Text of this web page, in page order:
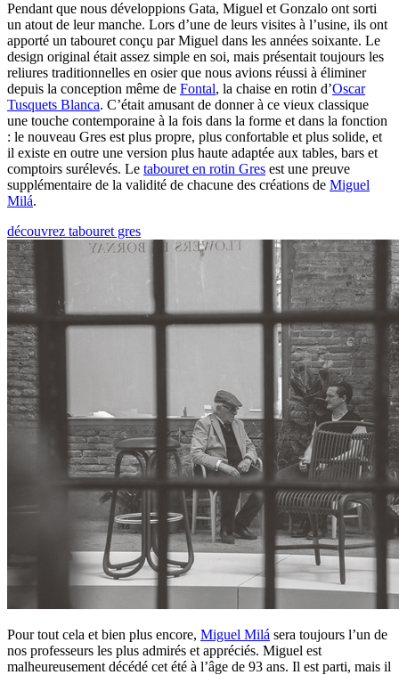
Pendant que nous développions Gata, Miguel et Gonzalo ont sorti
un atout de leur manche. Lors d’une de leurs visites à l’usine, ils ont
apporté un tabouret conçu par Miguel dans les années soixante. Le
design original était assez simple en soi, mais présentait toujours les
reliures traditionnelles en osier que nous avions réussi à éliminer
depuis la conception même de Fontal, la chaise en rotin d’Oscar
Tusquets Blanca. C’était amusant de donner à ce vieux classique
une touche contemporaine à la fois dans la forme et dans la fonction
: le nouveau Gres est plus propre, plus confortable et plus solide, et
il existe en outre une version plus haute adaptée aux tables, bars et
comptoirs surélevés. Le tabouret en rotin Gres est une preuve
supplémentaire de la validité de chacune des créations de Miguel
Milá.
découvrez tabouret gres
Pour tout cela et bien plus encore, Miguel Milá sera toujours l’un de
nos professeurs les plus admirés et appréciés. Miguel est
malheureusement décédé cet été à l’âge de 93 ans. Il est parti, mais il